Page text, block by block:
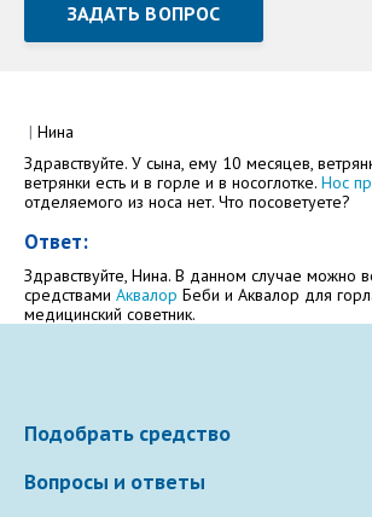
ЗАДАТЬ ВОПРОС
Как Вас зовут
Электронная почта
Ваше сообщение
| Нина
Здравствуйте. У сына, ему 10 месяцев,
ветрянки есть и в горле и в носоглотке. Нос
отделяемого из носа нет. Что посоветуете?
Ответ:
Здравствуйте, Нина. В данном случае можно
средствами Аквалор Беби и Аквалор для
медицинский советник.
Подобрать средство
Вопросы и ответы